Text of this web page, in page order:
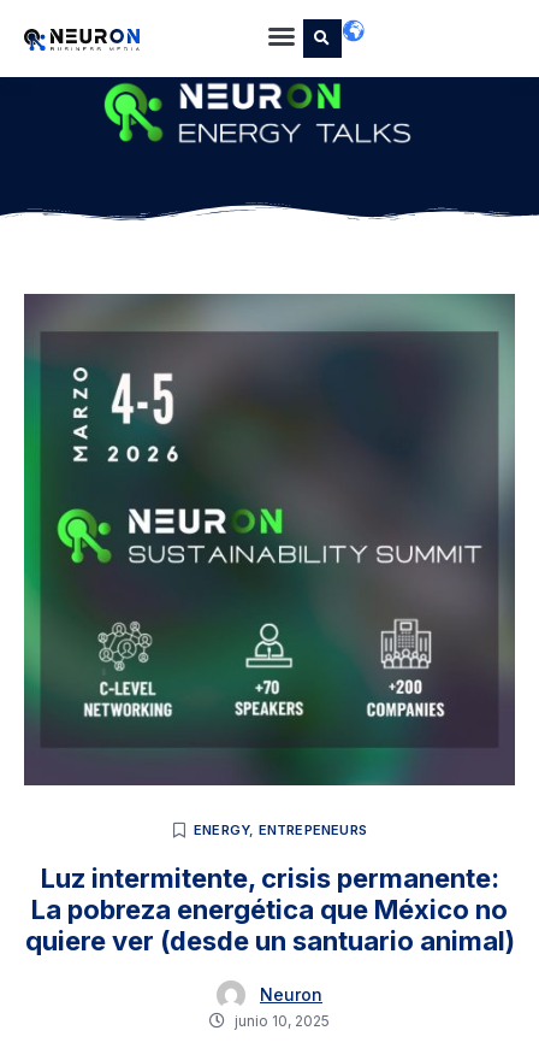
ENERGY, ENTREPENEURS
Luz intermitente, crisis permanente:
La pobreza energética que México no
quiere ver (desde un santuario animal)
Neuron
junio 10, 2025